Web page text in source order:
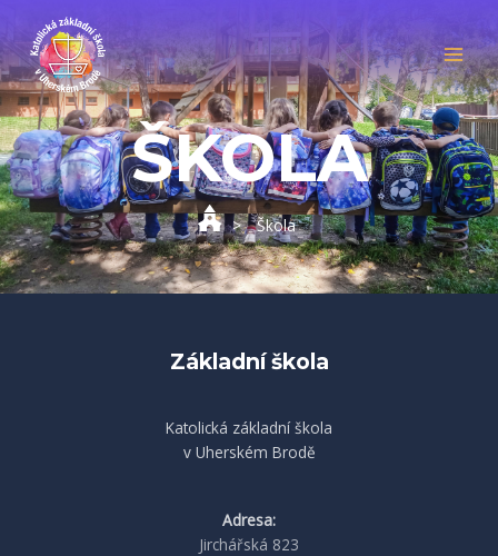
na
obsah
ŠKOLA
> Škola
Základní škola
Katolická základní škola
v Uherském Brodě
Adresa:
Jirchářská 823